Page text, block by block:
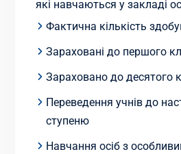
які навчаються у закладі
Фактична кількість
Зараховані до першого
Зараховано до десятого
Переведення учнів до
ступеню
Навчання осіб з